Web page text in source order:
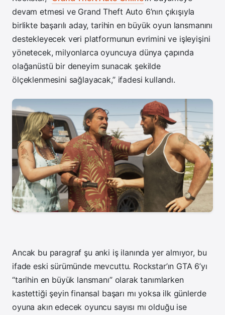
devam etmesi ve Grand Theft Auto 6’nın çıkışıyla
birlikte başarılı aday, tarihin en büyük oyun lansmanını
destekleyecek veri platformunun evrimini ve işleyişini
yönetecek, milyonlarca oyuncuya dünya çapında
olağanüstü bir deneyim sunacak şekilde
ölçeklenmesini sağlayacak,” ifadesi kullandı.
Ancak bu paragraf şu anki iş ilanında yer almıyor, bu
ifade eski sürümünde mevcuttu. Rockstar’ın GTA 6’yı
“tarihin en büyük lansmanı” olarak tanımlarken
kastettiği şeyin finansal başarı mı yoksa ilk günlerde
oyuna akın edecek oyuncu sayısı mı olduğu ise